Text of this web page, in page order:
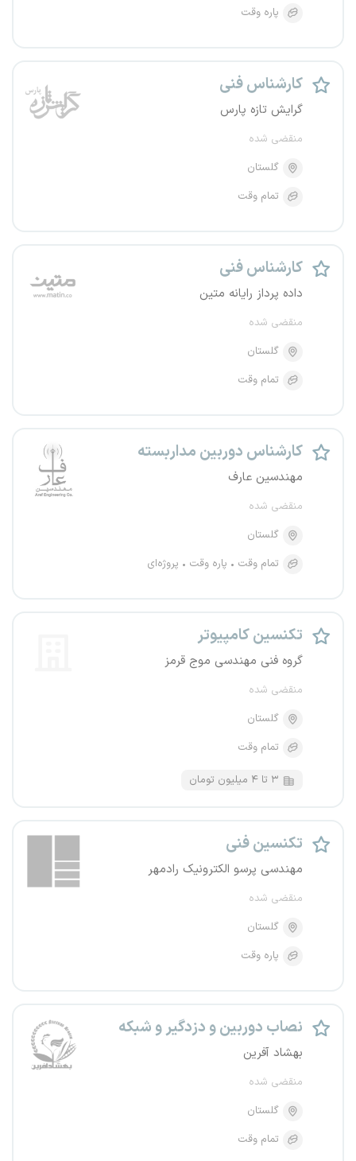
پاره وقت
کارشناس فنی
گرایش تازه پارس
منقضی شده
گلستان
تمام وقت
کارشناس فنی
داده پرداز رایانه متین
منقضی شده
گلستان
تمام وقت
کارشناس دوربین مداربسته
مهندسین عارف
منقضی شده
گلستان
تمام وقت
پاره وقت پروژه‌ای
تکنسین کامپیوتر
گروه فنی مهندسی موج قرمز
منقضی شده
گلستان
تمام وقت
۳ تا ۴ میلیون تومان
تکنسین فنی
مهندسی پرسو الکترونیک رادمهر
منقضی شده
گلستان
پاره وقت
نصاب دوربین و دزدگیر و شبکه
بهشاد آفرین
منقضی شده
گلستان
تمام وقت